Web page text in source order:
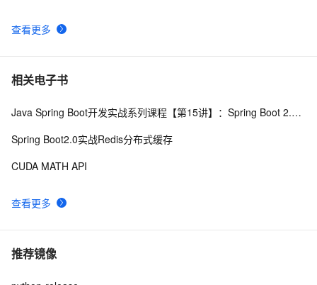
查看更多
相关电子书
查看更多
Java Spring Boot开发实战系列课程【第15讲】：Spring Boot 2.0 API与Spring REST Docs实战
Spring Boot2.0实战Redis分布式缓存
CUDA MATH API
推荐镜像